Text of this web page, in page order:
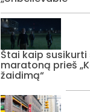
Štai kaip susikurti
maratoną prieš
žaidimą“